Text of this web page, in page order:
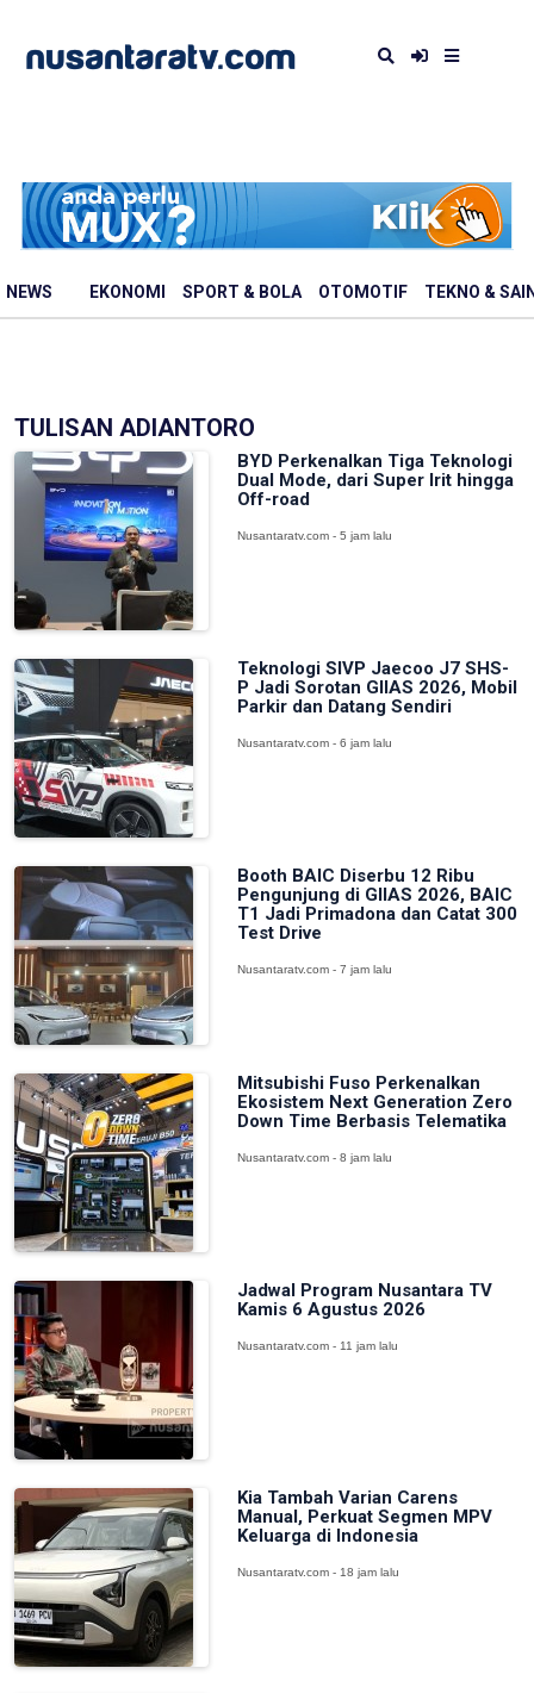
NEWS EKONOMI SPORT & BOLA OTOMOTIF TEKNO &
TULISAN ADIANTORO
BYD Perkenalkan Tiga Teknologi
Dual Mode, dari Super Irit hingga
Off-road
Nusantaratv.com - 5 jam lalu
Teknologi SIVP Jaecoo J7 SHS-
P Jadi Sorotan GIIAS 2026, Mobil
Parkir dan Datang Sendiri
Nusantaratv.com - 6 jam lalu
Booth BAIC Diserbu 12 Ribu
Pengunjung di GIIAS 2026, BAIC
T1 Jadi Primadona dan Catat 300
Test Drive
Nusantaratv.com - 7 jam lalu
Mitsubishi Fuso Perkenalkan
Ekosistem Next Generation Zero
Down Time Berbasis Telematika
Nusantaratv.com - 8 jam lalu
Jadwal Program Nusantara TV
Kamis 6 Agustus 2026
Nusantaratv.com - 11 jam lalu
Kia Tambah Varian Carens
Manual, Perkuat Segmen MPV
Keluarga di Indonesia
Nusantaratv.com - 18 jam lalu